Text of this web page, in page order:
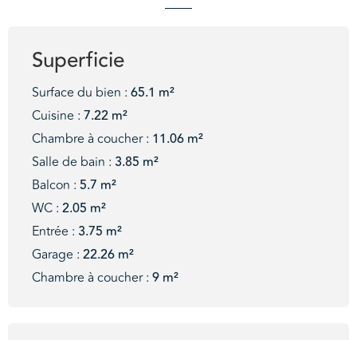
Superficie
Surface du bien : 65.1 m²
Cuisine : 7.22 m²
Chambre à coucher : 11.06 m²
Salle de bain : 3.85 m²
Balcon : 5.7 m²
WC : 2.05 m²
Entrée : 3.75 m²
Garage : 22.26 m²
Chambre à coucher : 9 m²